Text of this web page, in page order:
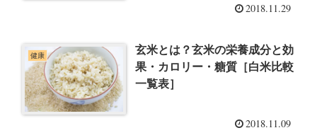
2018.11.29
健康
玄米とは？玄米の栄養成分と効
果・カロリー・糖質［白米比較
一覧表］
2018.11.09